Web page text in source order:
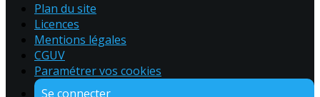
Plan du site
Licences
Mentions légales
CGUV
Paramétrer vos cookies
Se connecter